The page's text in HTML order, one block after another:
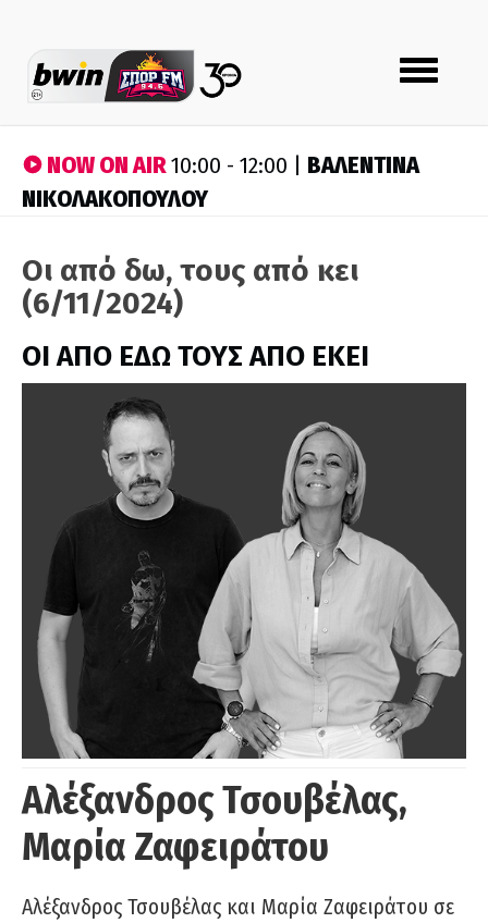
Toggle
navigation
NOW ON AIR10:00 - 12:00 | ΒΑΛΕΝΤΙΝΑ
ΝΙΚΟΛΑΚΟΠΟΥΛΟΥ
Οι από δω, τους από κει
(6/11/2024)
ΟΙ ΑΠΟ ΕΔΩ ΤΟΥΣ ΑΠΟ ΕΚΕΙ
Αλέξανδρος Τσουβέλας,
Μαρία Ζαφειράτου
Αλέξανδρος Τσουβέλας και Μαρία Ζαφειράτου σε